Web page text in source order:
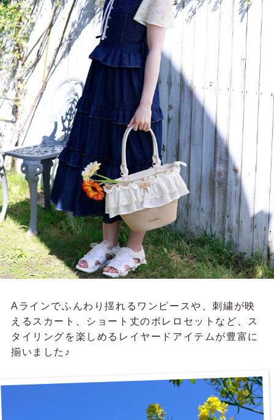
Aラインでふんわり揺れるワンピースや、刺繍が映
えるスカート、ショート丈のボレロセットなど、ス
タイリングを楽しめるレイヤードアイテムが豊富に
揃いました♪